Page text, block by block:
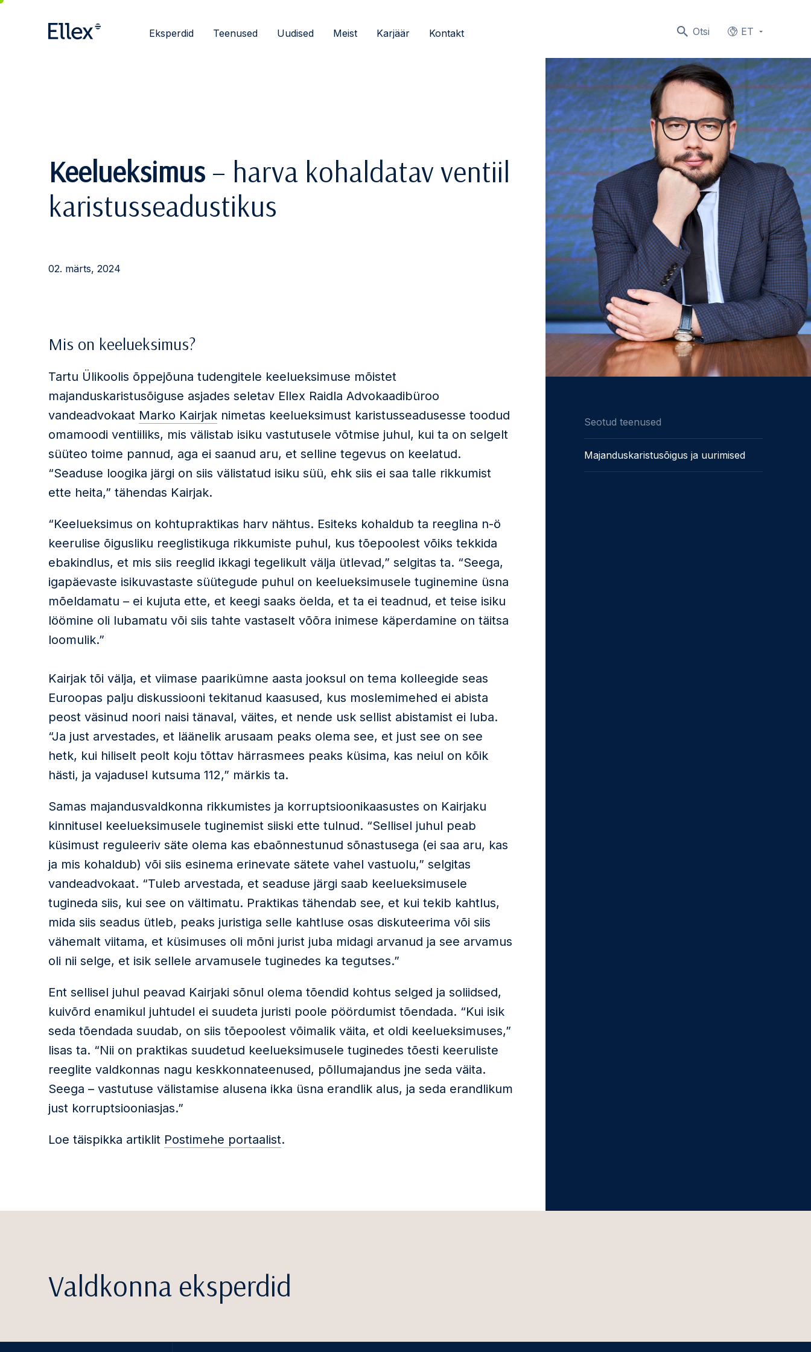
Otsi ET
Eksperdid Teenused Uudised Meist Karjäär Kontakt
Keelueksimus – harva kohaldatav ventiil
karistusseadustikus
02. märts, 2024
Mis on keelueksimus?
Tartu Ülikoolis õppejõuna tudengitele keelueksimuse mõistet
majanduskaristusõiguse asjades seletav Ellex Raidla Advokaadibüroo
vandeadvokaat Marko Kairjak nimetas keelueksimust karistusseadusesse toodud
omamoodi ventiiliks, mis välistab isiku vastutusele võtmise juhul, kui ta on selgelt
süüteo toime pannud, aga ei saanud aru, et selline tegevus on keelatud.
“Seaduse loogika järgi on siis välistatud isiku süü, ehk siis ei saa talle rikkumist
ette heita,” tähendas Kairjak.
“Keelueksimus on kohtupraktikas harv nähtus. Esiteks kohaldub ta reeglina n-ö
keerulise õigusliku reeglistikuga rikkumiste puhul, kus tõepoolest võiks tekkida
ebakindlus, et mis siis reeglid ikkagi tegelikult välja ütlevad,” selgitas ta. “Seega,
igapäevaste isikuvastaste süütegude puhul on keelueksimusele tuginemine üsna
mõeldamatu – ei kujuta ette, et keegi saaks öelda, et ta ei teadnud, et teise isiku
löömine oli lubamatu või siis tahte vastaselt võõra inimese käperdamine on täitsa
loomulik.”
Kairjak tõi välja, et viimase paari­kümne aasta jooksul on tema kolleegide seas
Euroopas palju diskussiooni tekitanud kaasused, kus moslemimehed ei abista
peost väsinud noori naisi tänaval, väites, et nende usk sellist abistamist ei luba.
“Ja just arvestades, et läänelik arusaam peaks olema see, et just see on see
hetk, kui hiliselt peolt koju tõttav härrasmees peaks küsima, kas neiul on kõik
hästi, ja vajadusel kutsuma 112,” märkis ta.
Samas majandusvaldkonna rikkumistes ja korruptsioonikaasustes on Kairjaku
kinnitusel keelueksimusele tuginemist siiski ette tulnud. “Sellisel juhul peab
küsimust reguleeriv säte olema kas ebaõnnestunud sõnastusega (ei saa aru, kas
ja mis kohaldub) või siis esinema erinevate sätete vahel vastuolu,” selgitas
vandeadvokaat. “Tuleb arvestada, et seaduse järgi saab keelueksimusele
tugineda siis, kui see on vältimatu. Praktikas tähendab see, et kui tekib kahtlus,
mida siis seadus ütleb, peaks juristiga selle kahtluse osas diskuteerima või siis
vähemalt viitama, et küsimuses oli mõni jurist juba midagi arvanud ja see arvamus
oli nii selge, et isik sellele arvamusele tuginedes ka tegutses.”
Ent sellisel juhul peavad Kairjaki sõnul olema tõendid kohtus selged ja soliidsed,
kuivõrd enamikul juhtudel ei suudeta juristi poole pöördumist tõendada. “Kui isik
seda tõendada suudab, on siis tõepoolest võimalik väita, et oldi keelueksimuses,”
lisas ta. “Nii on praktikas suudetud keelueksimusele tuginedes tõesti keeruliste
reeglite valdkonnas nagu keskkonnateenused, põllumajandus jne seda väita.
Seega – vastutuse välistamise alusena ikka üsna erandlik alus, ja seda erandlikum
just korruptsiooniasjas.”
Loe täispikka artiklit Postimehe portaalist.
Seotud teenused
Majanduskaristusõigus ja uurimised
Valdkonna eksperdid